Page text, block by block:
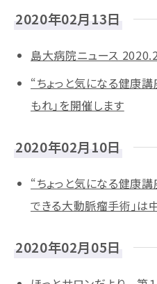
2020年02月13日
島大病院ニュース
“ちょっと気になる健康
もれ」を開催します
2020年02月10日
“ちょっと気になる健康
できる大動脈瘤手術」は
2020年02月05日